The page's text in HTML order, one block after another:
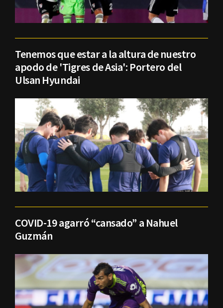
Tenemos que estar a la altura de nuestro
apodo de 'Tigres de Asia': Portero del
Ulsan Hyundai
COVID-19 agarró “cansado” a Nahuel
Guzmán